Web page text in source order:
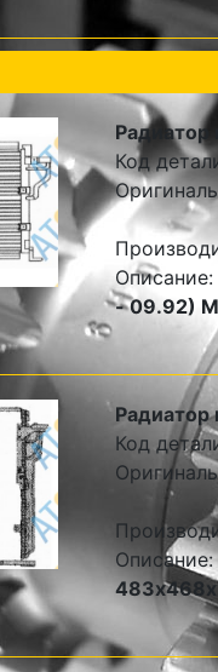
Радиатор
Код
Описание:
- 09.92)
Радиатор
Код
Описание: